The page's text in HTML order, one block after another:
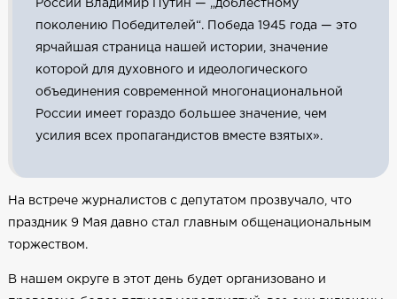
России Владимир Путин — „доблестному
поколению Победителей“. Победа 1945 года — это
ярчайшая страница нашей истории, значение
которой для духовного и идеологического
объединения современной многонациональной
России имеет гораздо большее значение, чем
усилия всех пропагандистов вместе взятых».
На встрече журналистов с депутатом прозвучало, что
праздник 9 Мая давно стал главным общенациональным
торжеством.
В нашем округе в этот день будет организовано и